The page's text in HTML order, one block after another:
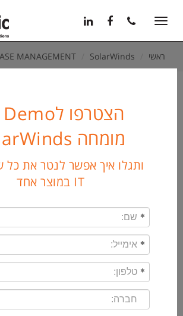
Toggle
ראשי
SolarWinds
MANAGEMENT
Products:
Database
Performance
Analyzer
מומחה SolarWinds
ותגלו איך אפשר לנטר את כל
IT במוצר אחד